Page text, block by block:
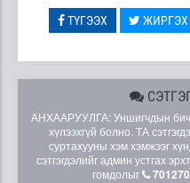
ТҮГЭЭХ ЖИРГЭХ
АНХААРУУЛГА: Уншигчдын
хүлээхгүй болно. ТА
суртахууны хэм хэмжээг
сэтгэгдэлийг админ устгах
гомдолыг